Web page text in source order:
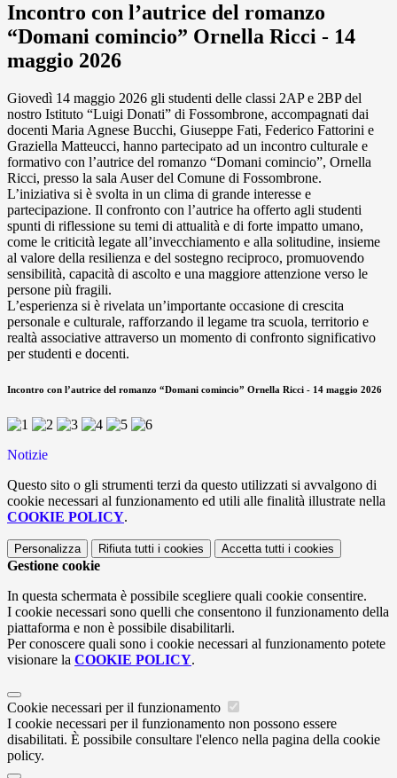
Incontro con l’autrice del romanzo
“Domani comincio” Ornella Ricci - 14
maggio 2026
Giovedì 14 maggio 2026 gli studenti delle classi 2AP e 2BP del
nostro Istituto “Luigi Donati” di Fossombrone, accompagnati dai
docenti Maria Agnese Bucchi, Giuseppe Fati, Federico Fattorini e
Graziella Matteucci, hanno partecipato ad un incontro culturale e
formativo con l’autrice del romanzo “Domani comincio”, Ornella
Ricci, presso la sala Auser del Comune di Fossombrone.
L’iniziativa si è svolta in un clima di grande interesse e
partecipazione. Il confronto con l’autrice ha offerto agli studenti
spunti di riflessione su temi di attualità e di forte impatto umano,
come le criticità legate all’invecchiamento e alla solitudine, insieme
al valore della resilienza e del sostegno reciproco, promuovendo
sensibilità, capacità di ascolto e una maggiore attenzione verso le
persone più fragili.
L’esperienza si è rivelata un’importante occasione di crescita
personale e culturale, rafforzando il legame tra scuola, territorio e
realtà associative attraverso un momento di confronto significativo
per studenti e docenti.
Incontro con l’autrice del romanzo “Domani comincio” Ornella Ricci - 14 maggio 2026
Notizie
Questo sito o gli strumenti terzi da questo utilizzati si avvalgono di
cookie necessari al funzionamento ed utili alle finalità illustrate nella
COOKIE POLICY.
Personalizza Rifiuta tutti i cookies Accetta tutti i cookies
Gestione cookie
In questa schermata è possibile scegliere quali cookie consentire.
I cookie necessari sono quelli che consentono il funzionamento della
piattaforma e non è possibile disabilitarli.
Per conoscere quali sono i cookie necessari al funzionamento potete
visionare la COOKIE POLICY.
Cookie necessari per il funzionamento
I cookie necessari per il funzionamento non possono essere
disabilitati. È possibile consultare l'elenco nella pagina della cookie
policy.